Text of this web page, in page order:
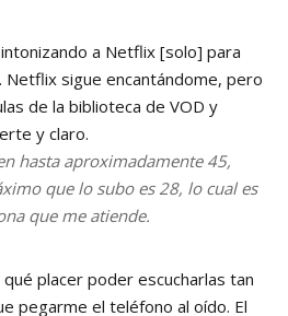
a Netflix [solo] para
sigue encantándome, pero
de la biblioteca de VOD y
y claro.
hasta aproximadamente 45,
que lo subo es 28, lo cual es
que me atiende.
placer poder escucharlas tan
pegarme el teléfono al oído. El